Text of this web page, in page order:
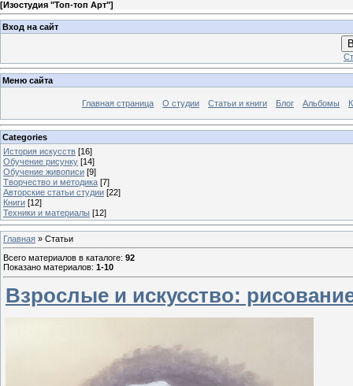
[Изостудия "Топ-топ Арт"]
Вход на сайт
Меню сайта
Главная страница О студии Статьи и книги Блог Альбомы
Categories
История искусств [16]
Обучение рисунку [14]
Обучение живописи [9]
Творчество и методика [7]
Авторские статьи студии [22]
Книги [12]
Техники и материалы [12]
Главная » Статьи
Всего материалов в каталоге: 92
Показано материалов: 1-10
Взрослые и искусство: